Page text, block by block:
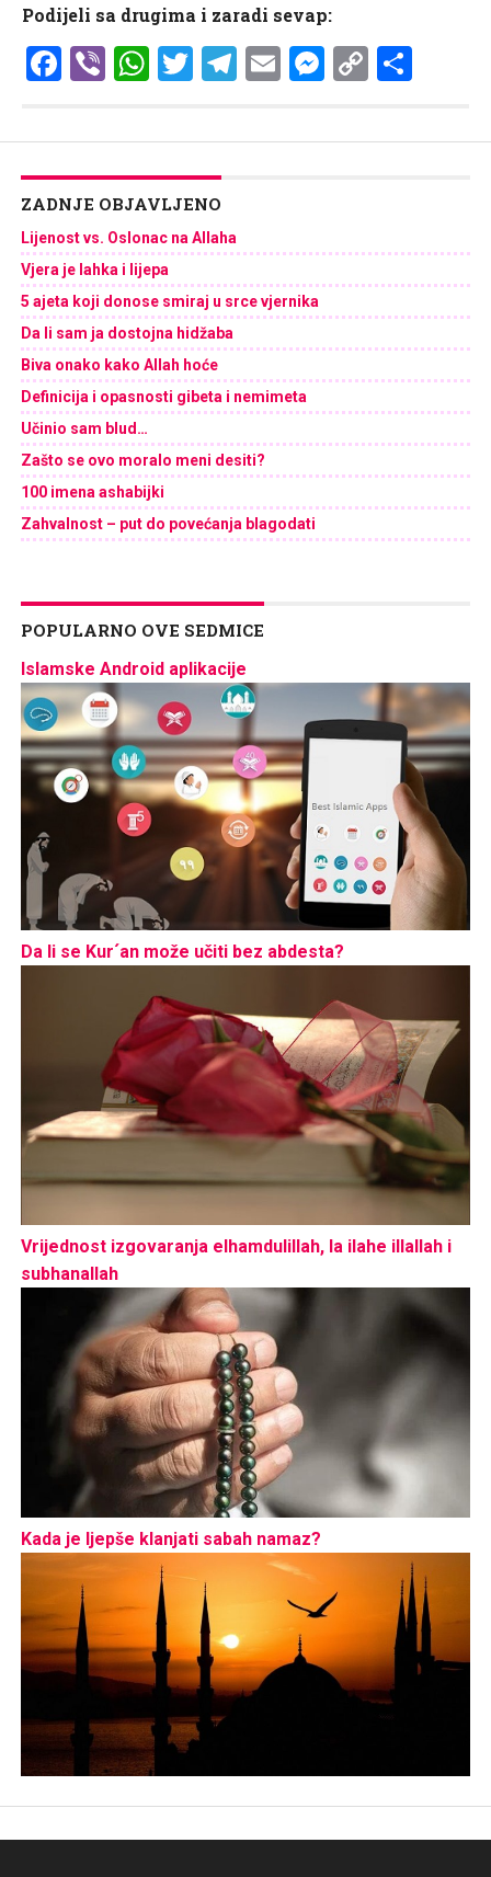
Podijeli sa drugima i zaradi sevap:
Facebook
ViberWhatsApp
Twitter
Telegram
EmailCopy
ZADNJE OBJAVLJENO
Lijenost vs. Oslonac na Allaha
Vjera je lahka i lijepa
5 ajeta koji donose smiraj u srce vjernika
Da li sam ja dostojna hidžaba
Biva onako kako Allah hoće
Definicija i opasnosti gibeta i nemimeta
Učinio sam blud…
Zašto se ovo moralo meni desiti?
100 imena ashabijki
Zahvalnost – put do povećanja blagodati
POPULARNO OVE SEDMICE
Islamske Android aplikacije
Da li se Kur´an može učiti bez abdesta?
Vrijednost izgovaranja elhamdulillah, la ilahe illallah i
subhanallah
Kada je ljepše klanjati sabah namaz?